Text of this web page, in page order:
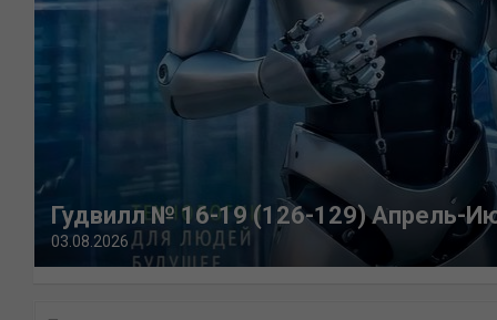
Гудвилл № 16-19 (126-129) Апрель-
03.08.2026